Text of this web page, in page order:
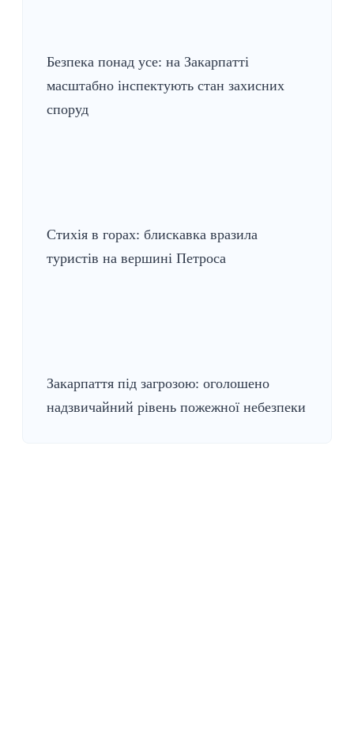
Безпека понад усе: на Закарпатті
масштабно інспектують стан захисних
споруд
Стихія в горах: блискавка вразила
туристів на вершині Петроса
Закарпаття під загрозою: оголошено
надзвичайний рівень пожежної небезпеки